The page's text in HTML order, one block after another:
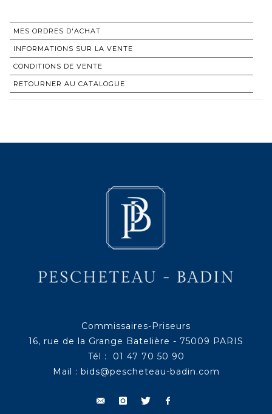
MES ORDRES D'ACHAT
INFORMATIONS SUR LA VENTE
CONDITIONS DE VENTE
RETOURNER AU CATALOGUE
Commissaires-Priseurs
16, rue de la Grange Batelière - 75009 PARIS
Tél : 01 47 70 50 90
Mail : bids@pescheteau-badin.com